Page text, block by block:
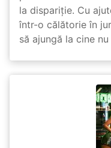
la dispariție. Cu
într-o călătorie în
să ajungă la cine